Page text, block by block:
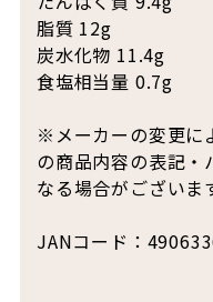
脂質 12g
炭水化物 11.4g
食塩相当量 0.7g
※メーカーの変更に
の商品内容の表記・
なる場合がございま
JANコード：